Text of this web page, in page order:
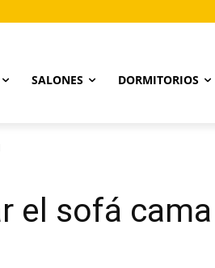
SALONES DORMITORIOS
el sofá cama